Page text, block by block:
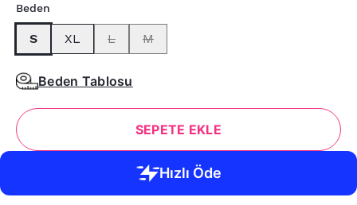
Beden
S XL L M
Beden Tablosu
SEPETE EKLE